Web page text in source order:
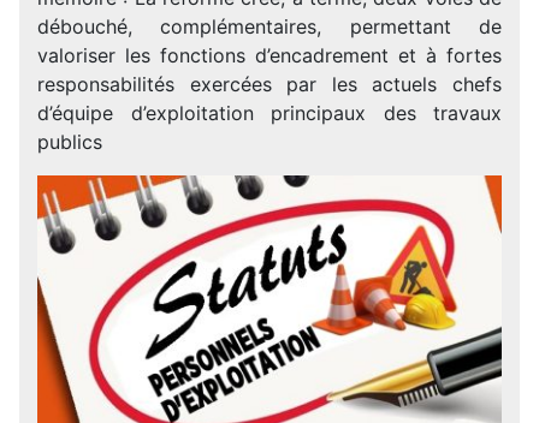
débouché, complémentaires, permettant de
valoriser les fonctions d’encadrement et à fortes
responsabilités exercées par les actuels chefs
d’équipe d’exploitation principaux des travaux
publics